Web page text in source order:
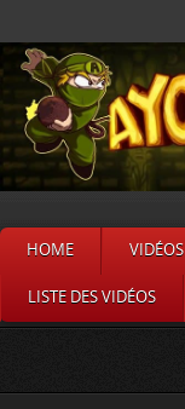
HOME VIDÉOS
LISTE DES VIDÉOS